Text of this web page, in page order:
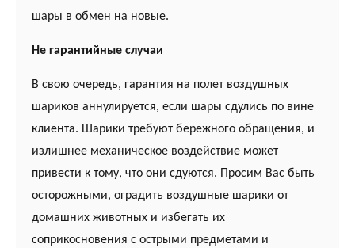
шары в обмен на новые.
Не гарантийные случаи
В свою очередь, гарантия на полет воздушных
шариков аннулируется, если шары сдулись по вине
клиента. Шарики требуют бережного обращения, и
излишнее механическое воздействие может
привести к тому, что они сдуются. Просим Вас быть
осторожными, оградить воздушные шарики от
домашних животных и избегать их
соприкосновения с острыми предметами и